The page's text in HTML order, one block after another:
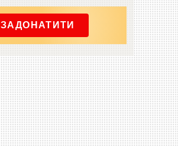
ЗАДОНАТИТИ